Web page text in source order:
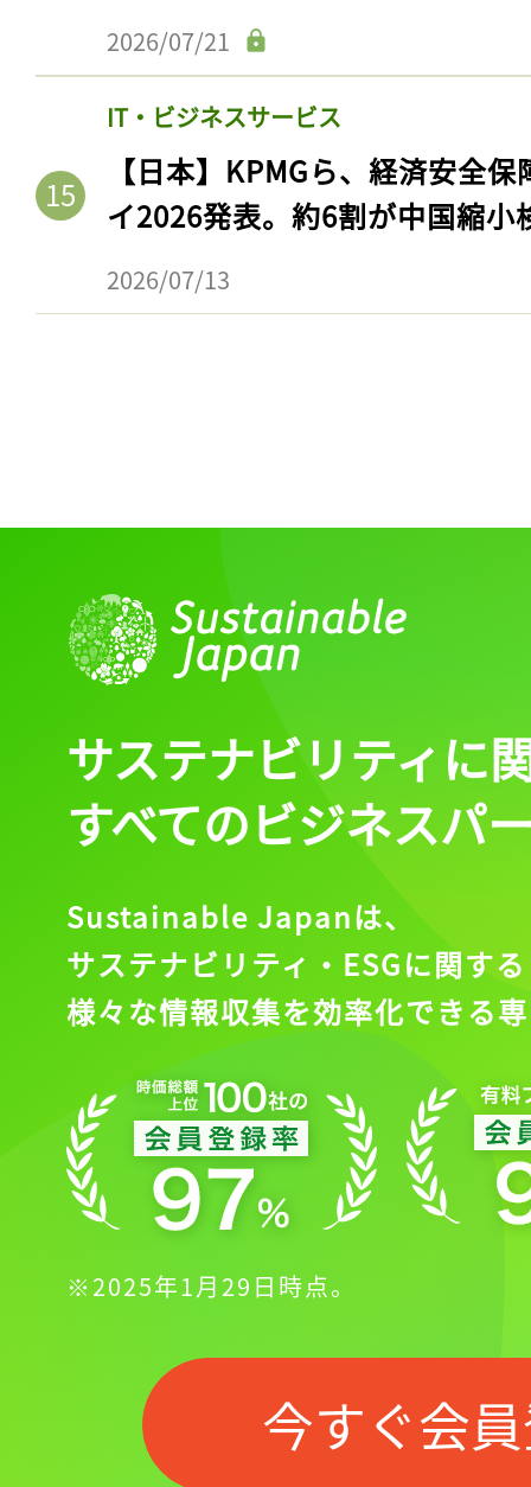
2026/07/21
IT・ビジネスサービス
【日本】KPMGら、経済安全
イ2026発表。約6割が中国縮小
2026/07/13
サステナビリティに
すべてのビジネスパ
Sustainable Japanは、
サステナビリティ・ESGに関する
様々な情報収集を効率化できる
※2025年1月29日時点。
今すぐ会